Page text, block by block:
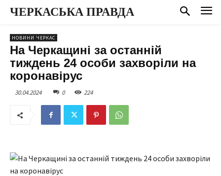
ЧЕРКАСЬКА ПРАВДА
НОВИНИ ЧЕРКАС
На Черкащині за останній
тиждень 24 особи захворіли на
коронавірус
30.04.2024 0 224